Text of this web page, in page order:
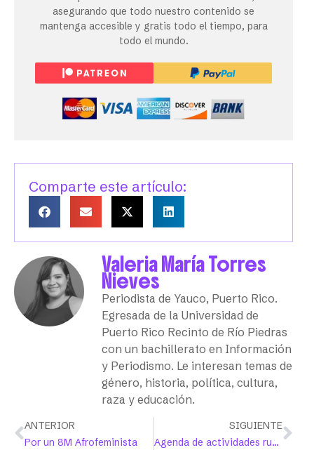
asegurando que todo nuestro contenido se
mantenga accesible y gratis todo el tiempo, para
todo el mundo.
Comparte este artículo:
Valeria María Torres
Nieves
Periodista de Yauco, Puerto Rico.
Egresada de la Universidad de
Puerto Rico Recinto de Río Piedras
con un bachillerato en Información
y Periodismo. Le interesan temas de
género, historia, política, cultura,
raza y educación.
ANTERIOR
Por un 8M Afrofeminista
SIGUIENTE
Agenda de actividades rumbo al 8M